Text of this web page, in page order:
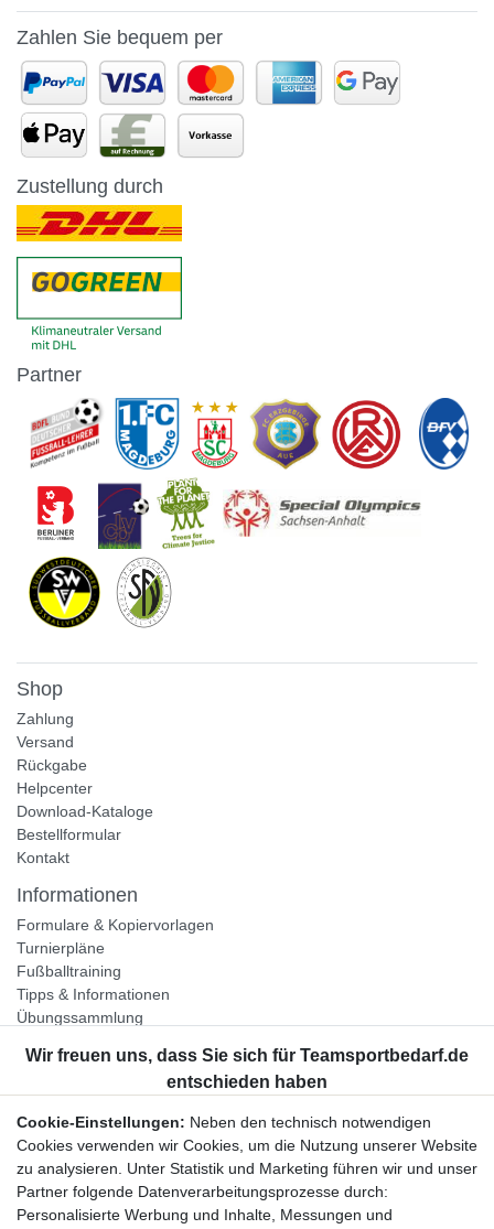
Zahlen Sie bequem per
Zustellung durch
Partner
Shop
Zahlung
Versand
Rückgabe
Helpcenter
Download-Kataloge
Bestellformular
Kontakt
Informationen
Formulare & Kopiervorlagen
Turnierpläne
Fußballtraining
Tipps & Informationen
Übungssammlung
Unternehmen
Widerrufsrecht
Bestellung widerrufen
Datenschutzerklärung
Cookie-Einstellungen: Neben den technisch notwendigen
Cookies verwenden wir Cookies, um die Nutzung unserer Website
zu analysieren. Unter Statistik und Marketing führen wir und unser
Partner folgende Datenverarbeitungsprozesse durch:
Personalisierte Werbung und Inhalte, Messungen und